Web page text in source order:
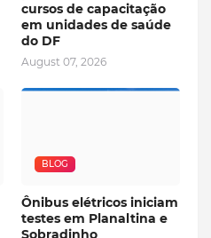
cursos de capacitação
em unidades de saúde
do DF
August 07, 2026
BLOG
Ônibus elétricos iniciam
testes em Planaltina e
Sobradinho